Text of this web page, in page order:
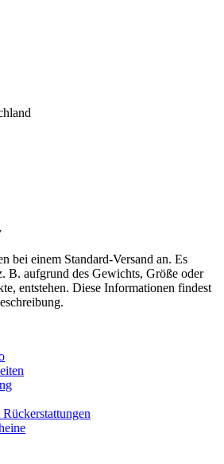
bei einem Standard-Versand an. Es
B. aufgrund des Gewichts, Größe oder
entstehen. Diese Informationen findest